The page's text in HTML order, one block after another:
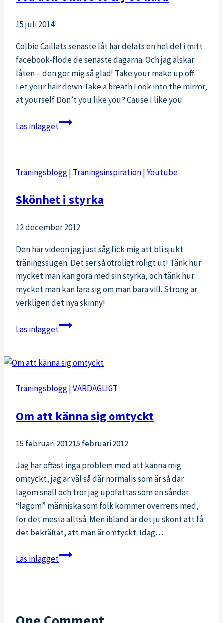
15 juli 2014
Colbie Caillats senaste låt har delats en hel del i mitt
facebook-flöde de senaste dagarna. Och jag älskar
låten – den gör mig så glad! Take your make up off
Let your hair down Take a breath Look into the mirror,
at yourself Don’t you like you? Cause I like you
Läs inläggetYou
try
hard
Träningsblogg| Träningsinspiration|Youtube
Skönhet i styrka
12 december 2012
Den här videon jag just såg fick mig att bli sjukt
träningssugen. Det ser så otroligt roligt ut! Tänk hur
mycket man kan göra med sin styrka, och tänk hur
mycket man kan lära sig om man bara vill. Strong är
verkligen det nya skinny!
Läs inläggetSkönhet
Träningsblogg|VARDAGLIGT
Om att känna sig omtyckt
15 februari 201215 februari 2012
Jag har oftast inga problem med att känna mig
omtyckt, jag är väl så där normalis som är så där
lagom snäll och tror jag uppfattas som en såndär
“lagom” människa som folk kommer överrens med,
för det mesta alltså. Men ibland är det ju skönt att få
det bekräftat, att man är omtyckt. Idag…
Läs inläggetOm